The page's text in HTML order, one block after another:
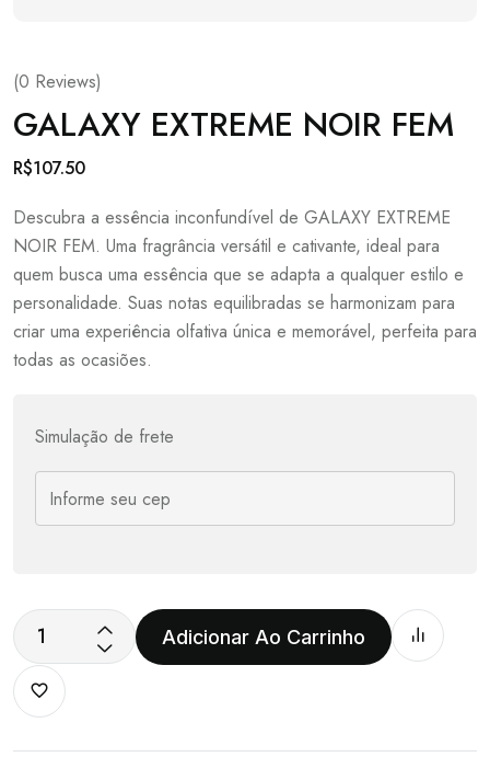
(0 Reviews)
GALAXY EXTREME NOIR FEM
R$107.50
Descubra a essência inconfundível de GALAXY EXTREME
NOIR FEM. Uma fragrância versátil e cativante, ideal para
quem busca uma essência que se adapta a qualquer estilo e
personalidade. Suas notas equilibradas se harmonizam para
criar uma experiência olfativa única e memorável, perfeita para
todas as ocasiões.
Simulação de frete
Adicionar Ao Carrinho